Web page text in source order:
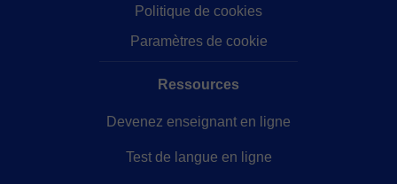
Politique de cookies
Paramètres de cookie
Ressources
Devenez enseignant en ligne
Test de langue en ligne